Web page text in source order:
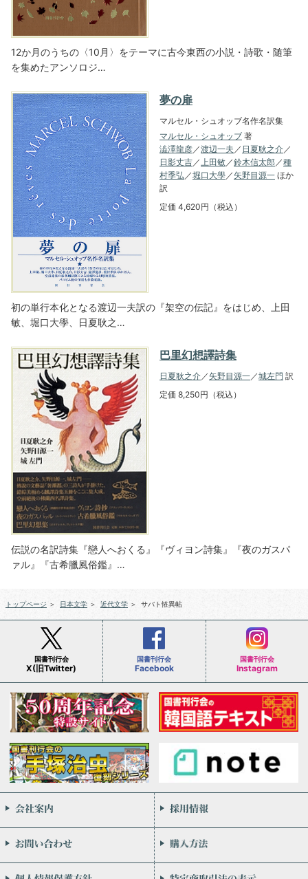
12か月のうちの〈10月〉をテーマに古今東西の小説・詩歌・随筆
を集めたアンソロジ…
夢の扉
マルセル・シュオッブ名作名訳集
マルセル・シュオッブ 著
澁澤龍彦／渡辺一夫 ／ 日夏耿之介／
日影丈吉／上田敏／鈴木信太郎／種
村季弘／堀口大學／ 矢野目源一 ほか
訳
定価 4,620円（税込）
初の単行本化となる渡辺一夫訳の『架空の伝記』をはじめ、上田
敏、堀口大學、日夏耿之…
巴里幻想譯詩集
日夏耿之介／ 矢野目源一／城左門 訳
定価 8,250円（税込）
伝説の名訳詩集『戀人へおくる』『ヴィヨン詩集』『夜のガスパ
ァル』『古希臘風俗鑑』…
トップページ ＞ 日本文学 ＞ 近代文学 ＞ サバト恠異帖
国書刊行会
X(旧Twitter)
国書刊行会
Facebook
国書刊行会
Instagram
会社案内
お問い合わせ
個人情報保護方針